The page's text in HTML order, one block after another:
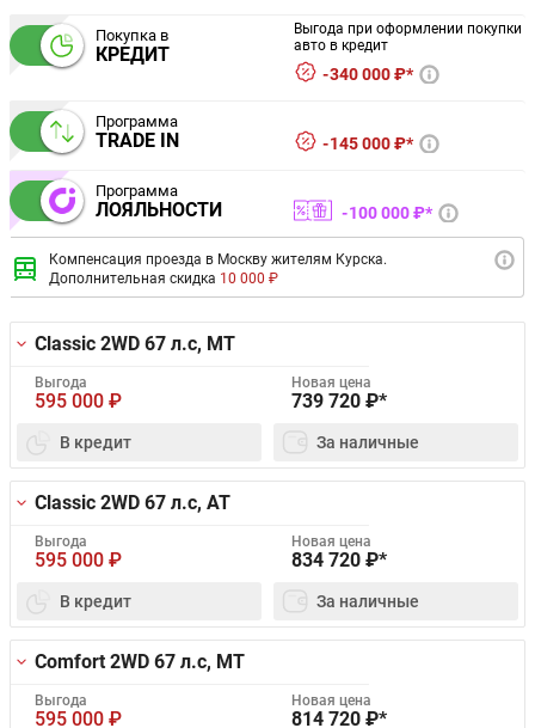
Покупка в
КРЕДИТ
Выгода при оформлении покупки
авто в кредит
340 000 ₽*
Программа
TRADE IN 145 000 ₽*
Программа
ЛОЯЛЬНОСТИ 100 000 ₽*
Компенсация проезда в Москву жителям Курска.
Дополнительная скидка 10 000 ₽
Classic 2WD 67 л.с, MT
Выгода
595 000 ₽
Новая цена
739 720 ₽*
В кредит За наличные
Classic 2WD 67 л.с, AT
Выгода
595 000 ₽
Новая цена
834 720 ₽*
В кредит За наличные
Comfort 2WD 67 л.с, MT
Выгода
595 000 ₽
Новая цена
814 720 ₽*